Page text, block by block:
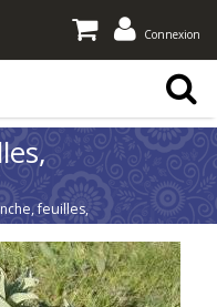
Connexion
feuilles,